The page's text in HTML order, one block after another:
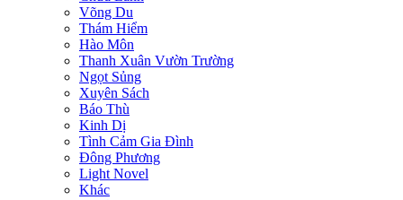
Võng Du
Thám Hiểm
Hào Môn
Thanh Xuân Vườn Trường
Ngọt Sủng
Xuyên Sách
Báo Thù
Kinh Dị
Tình Cảm Gia Đình
Đông Phương
Light Novel
Khác